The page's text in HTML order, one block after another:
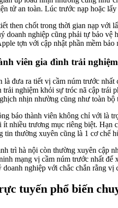
tử an toàn. Lúc trước nạp hoặc
then chốt trong thời gian nạp với
doanh nghiệp cũng phải tự bảo
tợn với cập nhật phần mềm
viên gia đình trải
là đưa ra tiết vị cầm núm trước
trải nghiệm khỏi sự tróc nã cập trái
nhịn nhường cũng như toàn
báo thành viên không chỉ với là
nhiều trương mục riêng biệt. Hạn
tin thường xuyên cũng là 1 cơ chế
trì hà nội còn thường xuyên cập
mạng vị cầm núm trước nhất
nghiệp với chắc chắn rằng
tuyến phổ biến